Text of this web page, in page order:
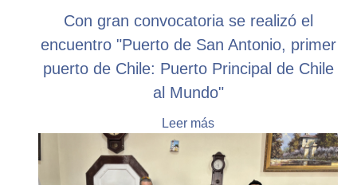
Con gran convocatoria se realizó el
encuentro "Puerto de San Antonio, primer
puerto de Chile: Puerto Principal de Chile
al Mundo"
Leer más